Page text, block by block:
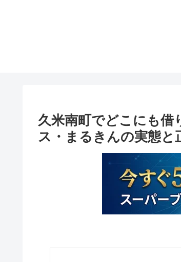
久米南町でどこにも借
ス・まるきんの実態と